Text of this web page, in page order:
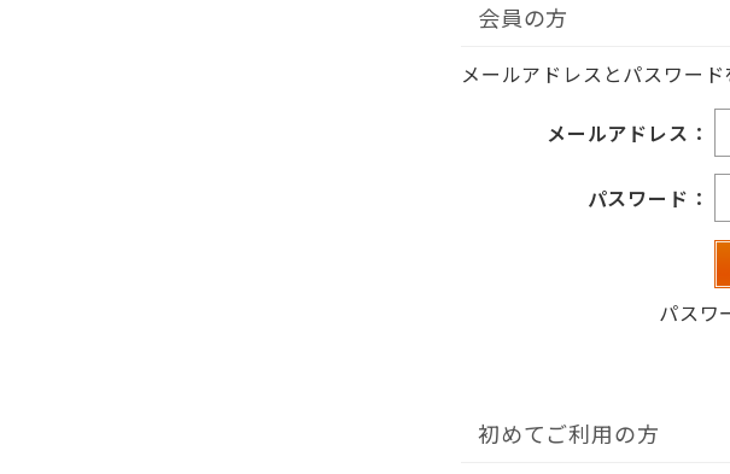
会員の方
メールアドレスとパスワー
メールアドレス：
パスワード：
パスワ
初めてご利用の方